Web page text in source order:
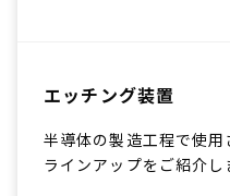
エッチング装置
半導体の製造工程で使
ラインアップをご紹介し